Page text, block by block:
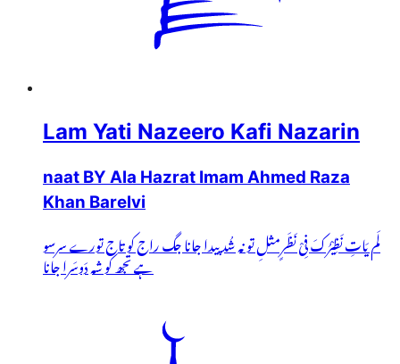
Lam Yati Nazeero Kafi Nazarin
naat BY Ala Hazrat Imam Ahmed Raza
Khan Barelvi
لَم یَاتِ نَظِیْرُکَ فِیْ نَظَرٍمثلِ تو نہ شُد پیدا جانا جگ راج کو تاج تورے سرسو
ہے تجھ کو شہ دَوسَرا جانا